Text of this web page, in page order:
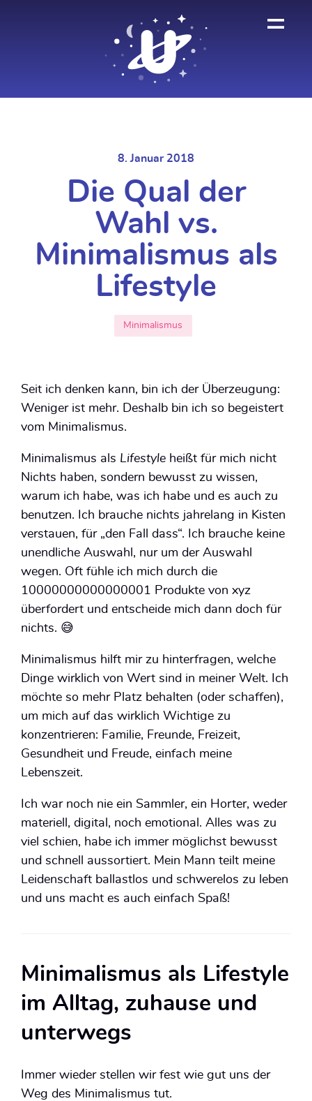
BSR
8. Januar 2018
Die Qual der
Wahl vs.
Minimalismus als
Lifestyle
Minimalismus
Seit ich denken kann, bin ich der Überzeugung:
Weniger ist mehr. Deshalb bin ich so begeistert
vom Minimalismus.
Minimalismus als Lifestyle heißt für mich nicht
Nichts haben, sondern bewusst zu wissen,
warum ich habe, was ich habe und es auch zu
benutzen. Ich brauche nichts jahrelang in Kisten
verstauen, für „den Fall dass“. Ich brauche keine
unendliche Auswahl, nur um der Auswahl
wegen. Oft fühle ich mich durch die
10000000000000001 Produkte von xyz
überfordert und entscheide mich dann doch für
nichts. 😅
Minimalismus hilft mir zu hinterfragen, welche
Dinge wirklich von Wert sind in meiner Welt. Ich
möchte so mehr Platz behalten (oder schaffen),
um mich auf das wirklich Wichtige zu
konzentrieren: Familie, Freunde, Freizeit,
Gesundheit und Freude, einfach meine
Lebenszeit.
Ich war noch nie ein Sammler, ein Horter, weder
materiell, digital, noch emotional. Alles was zu
viel schien, habe ich immer möglichst bewusst
und schnell aussortiert. Mein Mann teilt meine
Leidenschaft ballastlos und schwerelos zu leben
und uns macht es auch einfach Spaß!
Minimalismus als Lifestyle
im Alltag, zuhause und
unterwegs
Immer wieder stellen wir fest wie gut uns der
Weg des Minimalismus tut.